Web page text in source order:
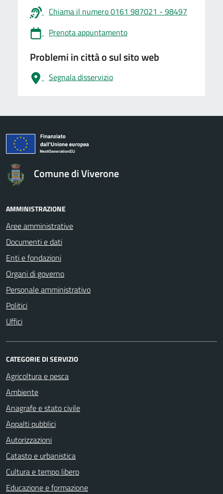
Chiama il numero 0161 987021 - 98497
Prenota appuntamento
Problemi in città o sul sito web
Segnala disservizio
logo Unione Europea
Comune di Viverone
AMMINISTRAZIONE
Aree amministrative
Documenti e dati
Enti e fondazioni
Organi di governo
Personale amministrativo
Politici
Uffici
CATEGORIE DI SERVIZIO
Agricoltura e pesca
Ambiente
Anagrafe e stato civile
Appalti pubblici
Autorizzazioni
Catasto e urbanistica
Cultura e tempo libero
Educazione e formazione